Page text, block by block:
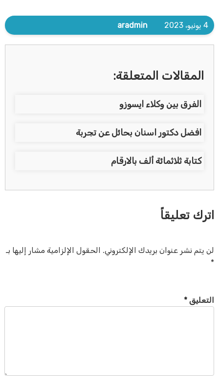
4 يونيو، 2023 aradmin
المقالات المتعلقة:
الفرق بين وكلاء ايسوزو
افضل دكتور اسنان بحائل عن تجربة
كتابة ثلاثمائة ألف بالارقام
اترك تعليقاً
لن يتم نشر عنوان بريدك الإلكتروني. الحقول الإلزامية مشار إليها بـ
*
التعليق *